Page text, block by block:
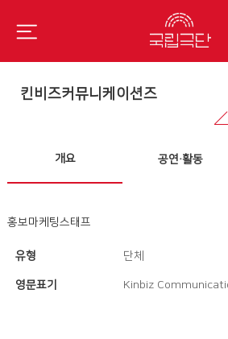
킨비즈커뮤니케이션즈
개요 공연·활동
홍보마케팅스태프
유형 단체
영문표기 Kinbiz